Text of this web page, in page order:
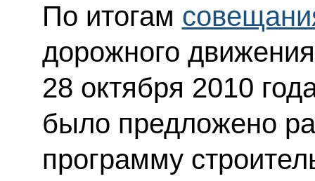
По итогам
дорожного
28 октября 2010
было предложено
программу